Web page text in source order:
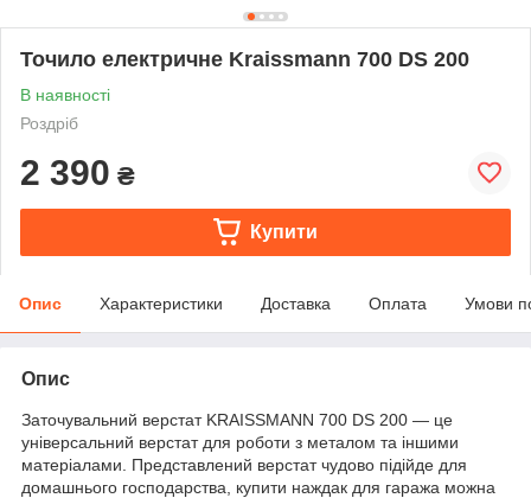
Точило електричне Kraissmann 700 DS 200
В наявності
Роздріб
2 390 ₴
Купити
Опис Характеристики Доставка Оплата Умови
Опис
Заточувальний верстат KRAISSMANN 700 DS 200 — це
універсальний верстат для роботи з металом та іншими
матеріалами. Представлений верстат чудово підійде для
домашнього господарства, купити наждак для гаража можна